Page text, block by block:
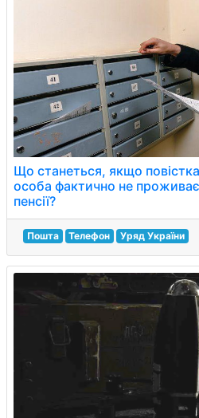
Що станеться, якщо
особа фактично не
пенсії?
Пошта Телефон Уряд України